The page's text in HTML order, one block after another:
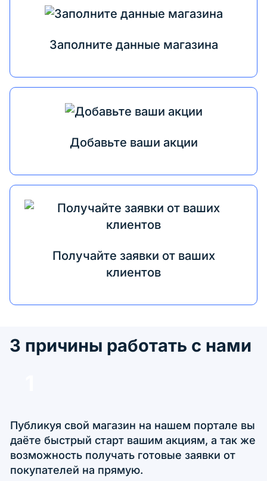
Заполните данные магазина
Добавьте ваши акции
Получайте заявки от ваших
клиентов
3 причины работать с нами
Публикуя свой магазин на нашем портале вы
даёте быстрый старт вашим акциям, а так же
возможность получать готовые заявки от
покупателей на прямую.